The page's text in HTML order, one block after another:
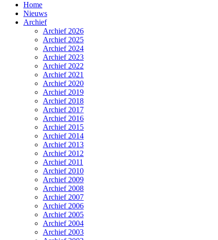
Home
Nieuws
Archief
Archief 2026
Archief 2025
Archief 2024
Archief 2023
Archief 2022
Archief 2021
Archief 2020
Archief 2019
Archief 2018
Archief 2017
Archief 2016
Archief 2015
Archief 2014
Archief 2013
Archief 2012
Archief 2011
Archief 2010
Archief 2009
Archief 2008
Archief 2007
Archief 2006
Archief 2005
Archief 2004
Archief 2003